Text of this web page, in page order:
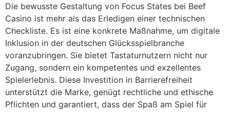
Die bewusste Gestaltung von Focus States bei Beef
Casino ist mehr als das Erledigen einer technischen
Checkliste. Es ist eine konkrete Maßnahme, um digitale
Inklusion in der deutschen Glücksspielbranche
voranzubringen. Sie bietet Tastaturnutzern nicht nur
Zugang, sondern ein kompetentes und exzellentes
Spielerlebnis. Diese Investition in Barrierefreiheit
unterstützt die Marke, genügt rechtliche und ethische
Pflichten und garantiert, dass der Spaß am Spiel für